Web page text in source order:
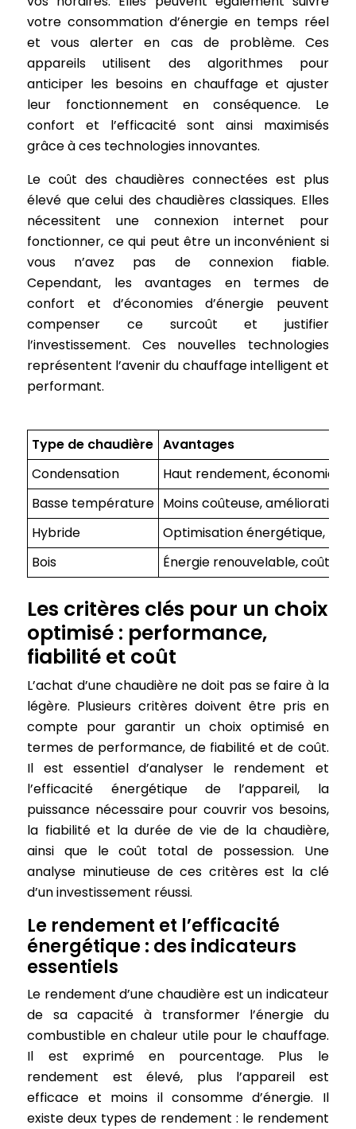
votre consommation d’énergie en temps réel
et vous alerter en cas de problème. Ces
appareils utilisent des algorithmes pour
anticiper les besoins en chauffage et ajuster
leur fonctionnement en conséquence. Le
confort et l’efficacité sont ainsi maximisés
grâce à ces technologies innovantes.
Le coût des chaudières connectées est plus
élevé que celui des chaudières classiques. Elles
nécessitent une connexion internet pour
fonctionner, ce qui peut être un inconvénient si
vous n’avez pas de connexion fiable.
Cependant, les avantages en termes de
confort et d’économies d’énergie peuvent
compenser ce surcoût et justifier
l’investissement. Ces nouvelles technologies
représentent l’avenir du chauffage intelligent et
performant.
Type de chaudière Avantages
Condensation
Haut rendement, économies
Basse température Moins coûteuse, amélioration
Hybride
Optimisation énergétique,
Bois
Énergie renouvelable, coût
Les critères clés pour un choix
optimisé : performance,
fiabilité et coût
L’achat d’une chaudière ne doit pas se faire à la
légère. Plusieurs critères doivent être pris en
compte pour garantir un choix optimisé en
termes de performance, de fiabilité et de coût.
Il est essentiel d’analyser le rendement et
l’efficacité énergétique de l’appareil, la
puissance nécessaire pour couvrir vos besoins,
la fiabilité et la durée de vie de la chaudière,
ainsi que le coût total de possession. Une
analyse minutieuse de ces critères est la clé
d’un investissement réussi.
Le rendement et l’efficacité
énergétique : des indicateurs
essentiels
Le rendement d’une chaudière est un indicateur
de sa capacité à transformer l’énergie du
combustible en chaleur utile pour le chauffage.
Il est exprimé en pourcentage. Plus le
rendement est élevé, plus l’appareil est
efficace et moins il consomme d’énergie. Il
existe deux types de rendement : le rendement